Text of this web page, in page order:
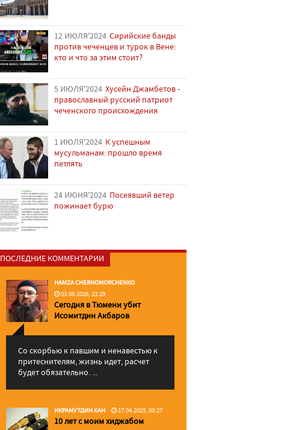
12 ИЮЛЯ'2024 Сирийские банды
против чеченцев и турок в Вене:
кто и что за этим стоит?
5 ИЮЛЯ'2024 Хусейн Джамбетов -
православный русский патриот
чеченского происхождения
1 ИЮЛЯ'2024 К успешным
мусульманам: прошло время
петлять
24 ИЮНЯ'2024 Посеявший ветер
пожинает бурю
ПОСЛЕДНИЕ КОММЕНТАРИИ
HAMZA CHERNOMORCHENKO
03.06.2026, 23:29
Сегодня в Тюмени убит
Исомитдин Акбаров
Со скорбью к павшим и ненавестью к
притеснителям, жизнь идет, расчет
будет обязательно. ...
ИКРАМУТДИН ХАН 17.04.2025, 00:27
10 лет с моим хиджабом